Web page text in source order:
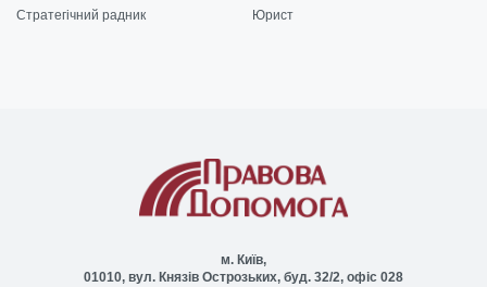
Стратегічний радник
Юрист
м. Київ,
01010, вул. Князів Острозьких, буд. 32/2, офіс 028